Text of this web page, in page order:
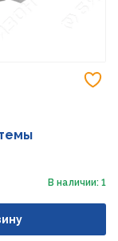
В наличии: 1